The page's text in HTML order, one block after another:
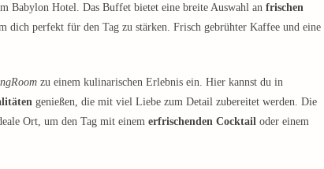
Babylon Hotel. Das Buffet bietet eine breite Auswahl an frischen
dich perfekt für den Tag zu stärken. Frisch gebrühter Kaffee und eine
zu einem kulinarischen Erlebnis ein. Hier kannst du in
genießen, die mit viel Liebe zum Detail zubereitet werden. Die
Ort, um den Tag mit einem erfrischenden Cocktail oder einem